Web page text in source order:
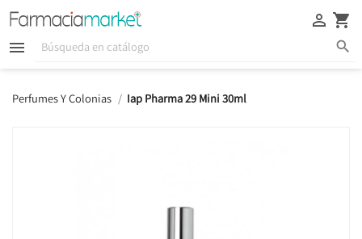
  
 
Perfumes Y Colonias Iap Pharma 29 Mini 30ml